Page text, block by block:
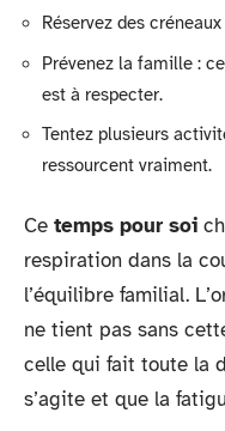
Réservez des
Prévenez la famille :
est à respecter.
Tentez plusieurs
ressourcent vraiment.
Ce temps pour soi
respiration dans la
l’équilibre familial.
ne tient pas sans
celle qui fait toute la
s’agite et que la